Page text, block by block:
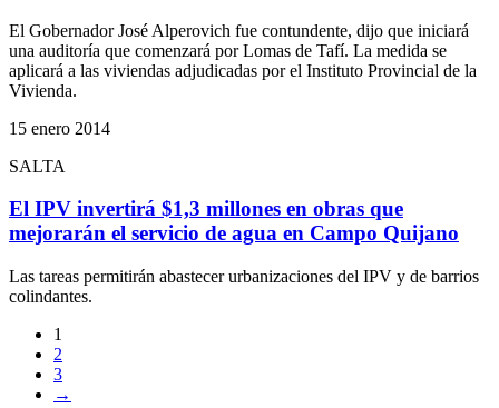
El Gobernador José Alperovich fue contundente, dijo que iniciará
una auditoría que comenzará por Lomas de Tafí. La medida se
aplicará a las viviendas adjudicadas por el Instituto Provincial de la
Vivienda.
15 enero 2014
SALTA
El IPV invertirá $1,3 millones en obras que
mejorarán el servicio de agua en Campo Quijano
Las tareas permitirán abastecer urbanizaciones del IPV y de barrios
colindantes.
1
2
3
→